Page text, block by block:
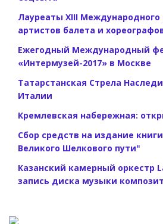
Лауреаты XIII Международного
артистов балета и
Ежегодный Международный
«Интермузей-2017» в Москве
Татарстанская Стрела
Италии
Кремлевская набережная:
Сбор средств на издание
Великого Шелкового пути"
Казанский камерный оркестр
запись диска музыки